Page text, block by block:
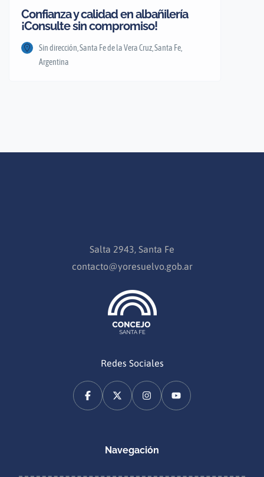
Confianza y calidad en albañilería
¡Consulte sin compromiso!
Sin dirección, Santa Fe de la Vera Cruz, Santa Fe,
Argentina
Salta 2943, Santa Fe
contacto@yoresuelvo.gob.ar
Redes Sociales
Navegación